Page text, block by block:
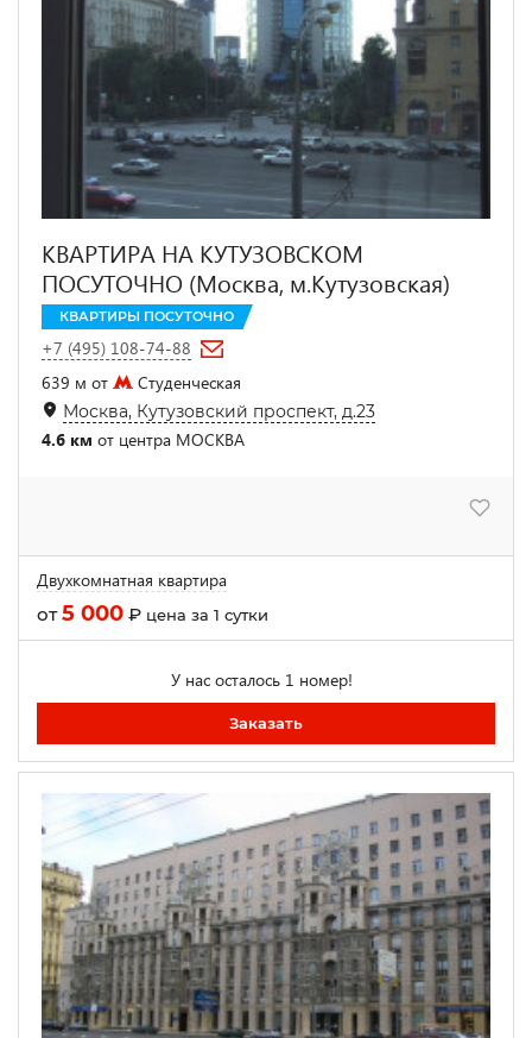
КВАРТИРА НА КУТУЗОВСКОМ
ПОСУТОЧНО (Москва, м.Кутузовская)
КВАРТИРЫ ПОСУТОЧНО
+7 (495) 108-74-88
639 м от
Студенческая
Москва, Кутузовский проспект, д.23
4.6 км от центра МОСКВА
Двухкомнатная квартира
от5 000 ₽ цена за 1 сутки
У нас осталось 1 номер!
Заказать